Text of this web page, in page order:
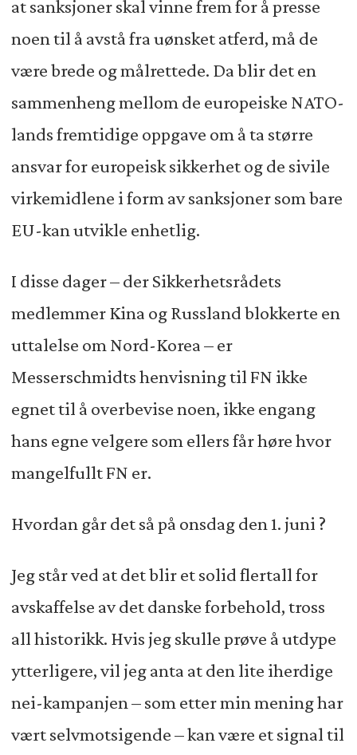
at sanksjoner skal vinne frem for å presse
noen til å avstå fra uønsket atferd, må de
være brede og målrettede. Da blir det en
sammenheng mellom de europeiske NATO-
lands fremtidige oppgave om å ta større
ansvar for europeisk sikkerhet og de sivile
virkemidlene i form av sanksjoner som bare
EU-kan utvikle enhetlig.
I disse dager – der Sikkerhetsrådets
medlemmer Kina og Russland blokkerte en
uttalelse om Nord-Korea – er
Messerschmidts henvisning til FN ikke
egnet til å overbevise noen, ikke engang
hans egne velgere som ellers får høre hvor
mangelfullt FN er.
Hvordan går det så på onsdag den 1. juni ?
Jeg står ved at det blir et solid flertall for
avskaffelse av det danske forbehold, tross
all historikk. Hvis jeg skulle prøve å utdype
ytterligere, vil jeg anta at den lite iherdige
nei-kampanjen – som etter min mening har
vært selvmotsigende – kan være et signal til